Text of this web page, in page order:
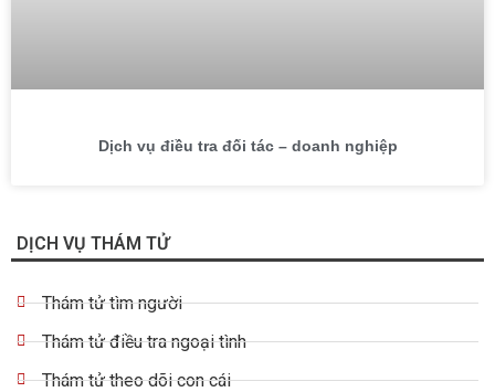
Dịch vụ điều tra đối tác – doanh nghiệp
DỊCH VỤ THÁM TỬ
Thám tử tìm người
Thám tử điều tra ngoại tình
Thám tử theo dõi con cái